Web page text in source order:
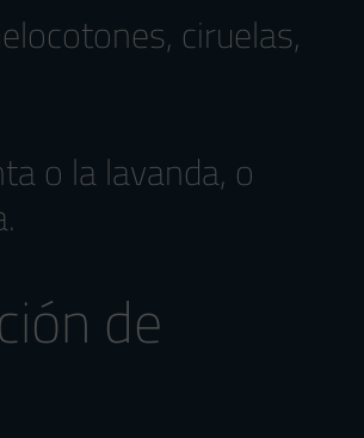
ciruelas,
o la lavanda, o
de